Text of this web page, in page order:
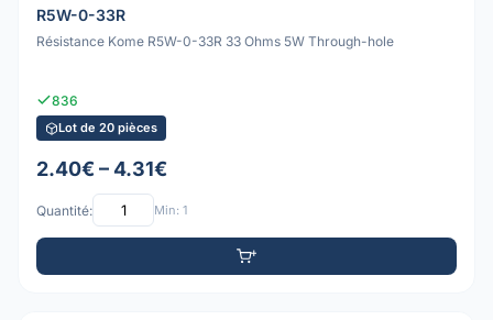
R5W-0-33R
Résistance Kome R5W-0-33R 33 Ohms 5W Through-hole
836
Lot de 20 pièces
2.40€ – 4.31€
Quantité: Min: 1